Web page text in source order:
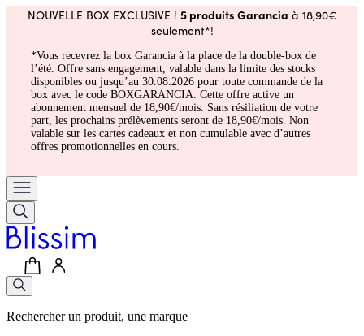
NOUVELLE BOX EXCLUSIVE ! 5 produits Garancia à 18,90€
seulement*!
*Vous recevrez la box Garancia à la place de la double-box de
l’été. Offre sans engagement, valable dans la limite des stocks
disponibles ou jusqu’au 30.08.2026 pour toute commande de la
box avec le code BOXGARANCIA. Cette offre active un
abonnement mensuel de 18,90€/mois. Sans résiliation de votre
part, les prochains prélèvements seront de 18,90€/mois. Non
valable sur les cartes cadeaux et non cumulable avec d’autres
offres promotionnelles en cours.
Rechercher un produit, une marque